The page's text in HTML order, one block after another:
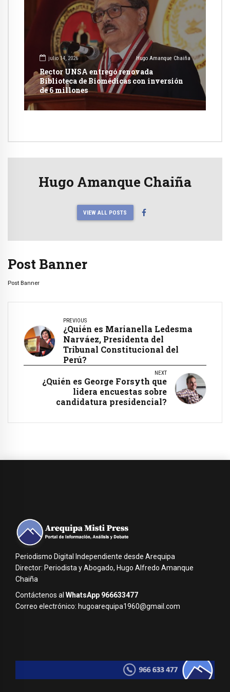
julio 14, 2026 Hugo Amanque Chaiña
Rector UNSA entregó renovada
Biblioteca de Biomédicas con inversión
de 6 millones
Hugo Amanque Chaiña
VIEW ALL POSTS
Post Banner
Post Banner
PREVIOUS
¿Quién es Marianella Ledesma
Narváez, Presidenta del
Tribunal Constitucional del
Perú?
NEXT
¿Quién es George Forsyth que
lidera encuestas sobre
candidatura presidencial?
Periodismo Digital Independiente desde Arequipa
Director: Periodista y Abogado, Hugo Alfredo Amanque
Chaiña
Contáctenos al WhatsApp 966633477
Correo electrónico: hugoarequipa1960@gmail.com